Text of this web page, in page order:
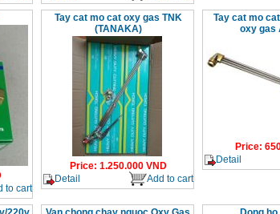
to cart
Tay cat mo cat oxy gas TNK
(TANAKA)
Price: 1.250.000VND
Detail
Add to cart
Tay cat mo
oxy gas
Price:
Detail